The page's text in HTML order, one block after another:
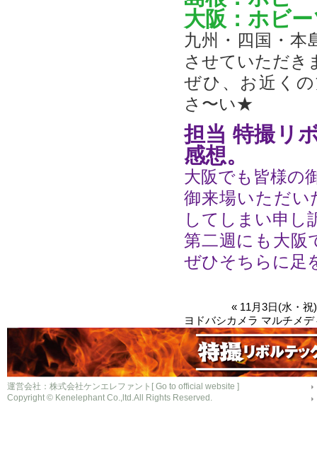
大阪：ホビ
九州・四国・本
させていただき
ぜひ、お近く
さ〜い★
担当 特撮リ
感想。
大阪でも皆様の
御来場いただい
してしまい申し
第二週にも大阪
ぜひそちらに足
« 11月3日(水・祝)
ヨドバシカメラ マルチメ
運営会社：株式会社ケンエレファント[ Go to official website ]
Copyright © Kenelephant Co.,ltd.All Rights Reserved.